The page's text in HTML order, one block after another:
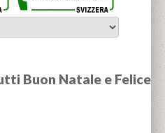
Buon Natale e Felice